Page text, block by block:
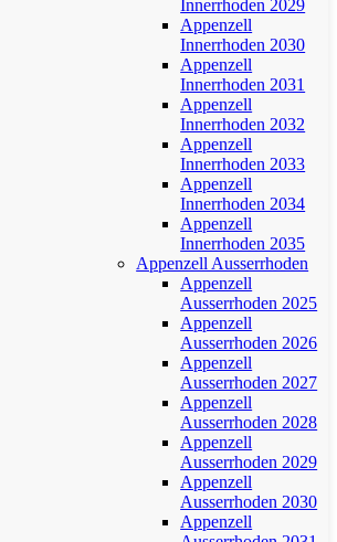
Innerrhoden 2029
Appenzell
Innerrhoden 2030
Appenzell
Innerrhoden 2031
Appenzell
Innerrhoden 2032
Appenzell
Innerrhoden 2033
Appenzell
Innerrhoden 2034
Appenzell
Innerrhoden 2035
Appenzell Ausserrhoden
Appenzell
Ausserrhoden 2025
Appenzell
Ausserrhoden 2026
Appenzell
Ausserrhoden 2027
Appenzell
Ausserrhoden 2028
Appenzell
Ausserrhoden 2029
Appenzell
Ausserrhoden 2030
Appenzell